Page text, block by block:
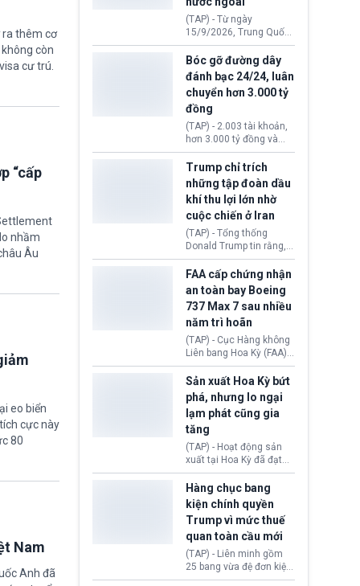
ra thêm cơ
còn
cư trú.
“cấp
nhầm
Âu
eo biển
cực này
80
Nam
Anh đã
nguyên liệu liên quan
đến ổ dịch Salmonella
khiến ít nhất 110 người
mắc bệnh tại bang
Minnesota.
(TAP) - Từ ngày
15/9/2026, Trung Quốc
áp dụng quy định mới về
quản lý xuất nhập cảnh.
Một hành vi vi phạm giấy
tờ, xuất nhập cảnh trái
phép hay liên quan kiểm
soát công nghệ có thể
khiến công dân Trung
Quốc đối mặt lệnh cấm
xuất cảnh kéo dài tới 3
năm. Trong khi đó, người
nước ngoài sử dụng giấy
tờ giả có nguy cơ bị từ
chối nhập cảnh hoặc
cấm vào Trung Quốc tới
5 năm.
Bóc gỡ đường dây
đánh bạc 24/24, luân
chuyển hơn 3.000 tỷ
đồng
(TAP) - 2.003 tài khoản,
hơn 3.000 tỷ đồng và
một đường dây đánh
bạc xuyên quốc gia vận
hành 24/24 giờ vừa bị
Công an TP. Hải Phòng
(Việt Nam) bóc gỡ.
Trump chỉ trích
những tập đoàn dầu
khí thu lợi lớn nhờ
cuộc chiến ở Iran
(TAP) - Tổng thống
Donald Trump tin rằng, 2
tập đoàn dầu khí
ExxonMobil và Chevron
đã thu về lợi nhuận quá
lớn nhờ giá dầu tăng
mạnh suốt thời gian Hoa
Kỳ xảy ra xung đột ở
Iran. Trên cơ sở đó, lãnh
đạo Nhà Trắng kêu gọi
các doanh nghiệp cần
giảm giá bán cho người
tiêu dùng.
FAA cấp chứng nhận
an toàn bay Boeing
737 Max 7 sau nhiều
năm trì hoãn
(TAP) - Cục Hàng không
Liên bang Hoa Kỳ (FAA)
vừa chính thức cấp
chứng nhận an toàn bay
cho Boeing 737 Max 7,
mẫu máy bay nhỏ nhất
trong dòng 737 Max
thuộc Boeing
Commercial Airplanes
(Boeing). Động thái này
chính thức khép lại gần
một thập kỷ trì hoãn chờ
các cuộc đánh giá
nghiêm ngặt.
Sản xuất Hoa Kỳ bứt
phá, nhưng lo ngại
lạm phát cũng gia
tăng
(TAP) - Hoạt động sản
xuất tại Hoa Kỳ đã đạt
tốc độ nhanh nhất trong
hơn 4 năm qua, cho
thấy nền kinh tế đang
phục hồi tích cực, bất
chấp tác động từ thuế
quan. Tuy nhiên, không
ít doanh nghiệp vẫn cảm
thấy áp lực lạm phát, bất
ổn địa chính trị hiện còn
Hàng chục bang
kiện chính quyền
Trump vì mức thuế
quan toàn cầu mới
(TAP) - Liên minh gồm
25 bang vừa đệ đơn kiện
chính quyền Tổng thống